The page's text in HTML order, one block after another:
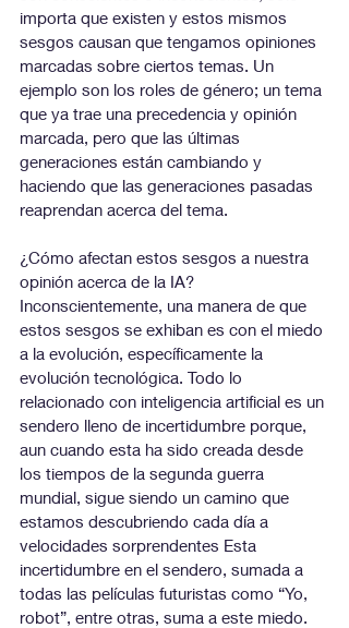
importa que existen y estos mismos
sesgos causan que tengamos opiniones
marcadas sobre ciertos temas. Un
ejemplo son los roles de género; un tema
que ya trae una precedencia y opinión
marcada, pero que las últimas
generaciones están cambiando y
haciendo que las generaciones pasadas
reaprendan acerca del tema.
¿Cómo afectan estos sesgos a nuestra
opinión acerca de la IA?
Inconscientemente, una manera de que
estos sesgos se exhiban es con el miedo
a la evolución, específicamente la
evolución tecnológica. Todo lo
relacionado con inteligencia artificial es un
sendero lleno de incertidumbre porque,
aun cuando esta ha sido creada desde
los tiempos de la segunda guerra
mundial, sigue siendo un camino que
estamos descubriendo cada día a
velocidades sorprendentes Esta
incertidumbre en el sendero, sumada a
todas las películas futuristas como “Yo,
robot”, entre otras, suma a este miedo.